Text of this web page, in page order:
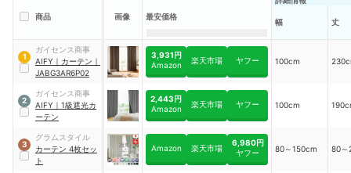
商品 画像 最安価格
幅 丈
1
ガイセンス商事
AIFY ｜ カーテン ｜
JABG3AR6P02
3,931円
Amazon
楽天市場 ヤフー 100cm
2
ガイセンス商事
AIFY ｜ 1級遮光カ
ーテン
2,443円
Amazon
楽天市場 ヤフー 100cm
3
グラムスタイル
カーテン 4枚セッ
ト
Amazon 楽天市場
6,980円
ヤフー
80～150cm 80～